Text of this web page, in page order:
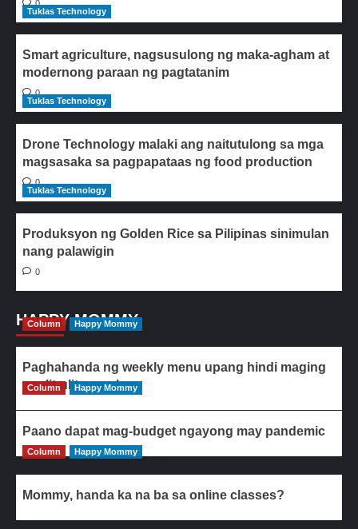
0
Tuklas Technology
Smart agriculture, nagsusulong ng maka-agham at
modernong paraan ng pagtatanim
0
Tuklas Technology
Drone Technology malaki ang naitutulong sa mga
magsasaka sa pagpapataas ng food production
0
Tuklas Technology
Produksyon ng Golden Rice sa Pilipinas sinimulan
nang palawigin
0
HAPPY MOMMY
Column Happy Mommy
Paghahanda ng weekly menu upang hindi maging
paulit-ulit ang ulam
Column Happy Mommy
Paano dapat mag-budget ngayong may pandemic
Column Happy Mommy
Mommy, handa ka na ba sa online classes?